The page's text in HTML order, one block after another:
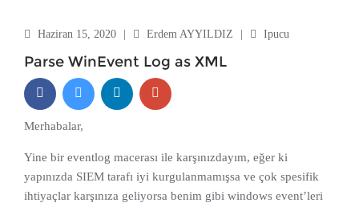
Haziran 15, 2020 Erdem AYYILDIZ Ipucu
Parse WinEvent Log as XML
Merhabalar,
Yine bir eventlog macerası ile karşınızdayım, eğer ki
yapınızda SIEM tarafı iyi kurgulanmamışsa ve çok spesifik
ihtiyaçlar karşınıza geliyorsa benim gibi windows event’leri